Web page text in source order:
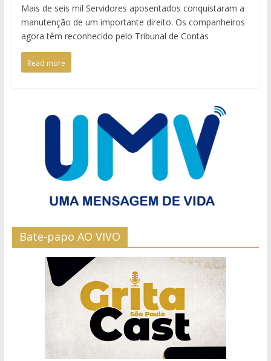
Mais de seis mil Servidores aposentados conquistaram a
manutenção de um importante direito. Os companheiros
agora têm reconhecido pelo Tribunal de Contas
Read more
Bate-papo AO VIVO